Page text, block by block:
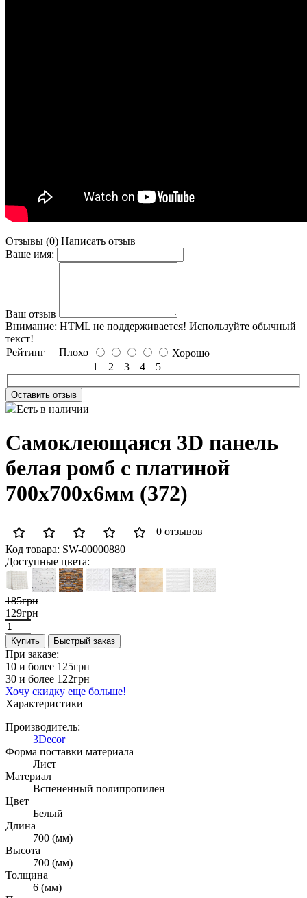
Отзывы (0) Написать отзыв
Ваше имя:
Ваш отзыв
Внимание: HTML не поддерживается! Используйте обычный
текст!
Рейтинг Плохо
Хорошо
1
2 3 4 5
Оставить отзыв
Есть в наличии
Самоклеющаяся 3D панель
белая ромб с платиной
700x700x6мм (372)
0 отзывов
Код товара: SW-00000880
Доступные цвета:
185грн
129грн
Купить Быстрый заказ
При заказе:
10 и более 125грн
30 и более 122грн
Хочу скидку еще больше!
Характеристики
Производитель:
3Decor
Форма поставки материала
Лист
Материал
Вспененный полипропилен
Цвет
Белый
Длина
700 (мм)
Высота
700 (мм)
Толщина
6 (мм)